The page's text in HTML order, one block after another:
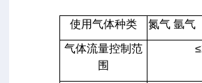
使用气体种类 氮气 氩气
气体流量控制范
围